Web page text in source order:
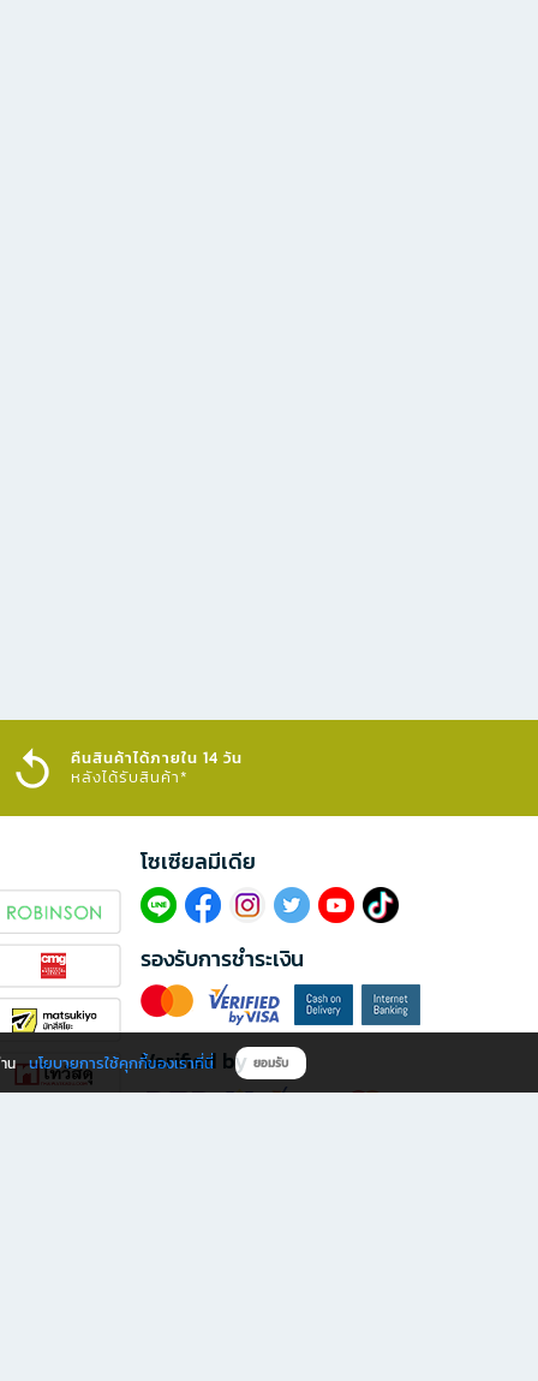
คืนสินค้าได้ภายใน 14 วัน
หลังได้รับสินค้า*
โซเซียลมีเดีย​
รองรับการชำระเงิน
Verified by
น นโยบายการใช้คุกกี้ของเราที่นี่ ยอมรับ